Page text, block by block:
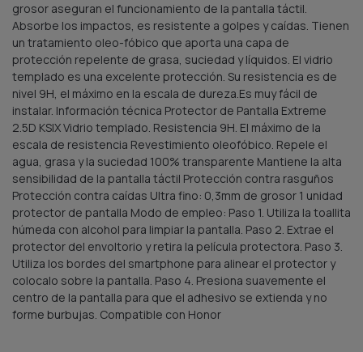
grosor aseguran el funcionamiento de la pantalla táctil.
Absorbe los impactos, es resistente a golpes y caídas. Tienen
un tratamiento oleo-fóbico que aporta una capa de
protección repelente de grasa, suciedad y líquidos. El vidrio
templado es una excelente protección. Su resistencia es de
nivel 9H, el máximo en la escala de dureza.Es muy fácil de
instalar. Información técnica Protector de Pantalla Extreme
2.5D KSIX Vidrio templado. Resistencia 9H. El máximo de la
escala de resistencia Revestimiento oleofóbico. Repele el
agua, grasa y la suciedad 100% transparente Mantiene la alta
sensibilidad de la pantalla táctil Protección contra rasguños
Protección contra caídas Ultra fino: 0,3mm de grosor 1 unidad
protector de pantalla Modo de empleo: Paso 1. Utiliza la toallita
húmeda con alcohol para limpiar la pantalla. Paso 2. Extrae el
protector del envoltorio y retira la película protectora. Paso 3.
Utiliza los bordes del smartphone para alinear el protector y
colocalo sobre la pantalla. Paso 4. Presiona suavemente el
centro de la pantalla para que el adhesivo se extienda y no
forme burbujas. Compatible con Honor